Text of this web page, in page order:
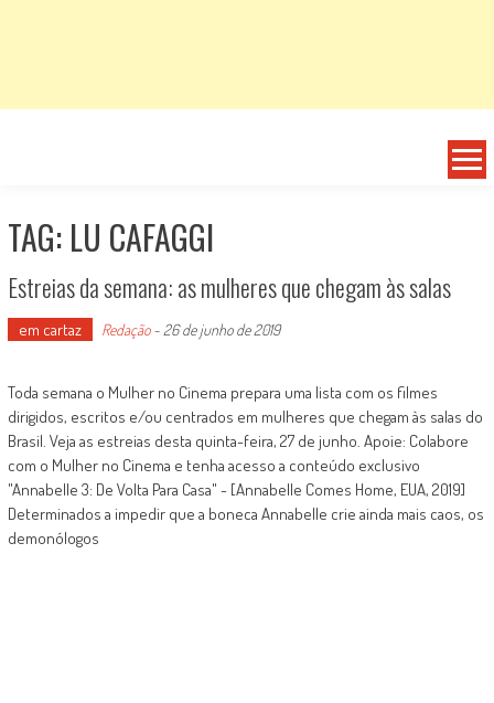
TAG: LU CAFAGGI
Estreias da semana: as mulheres que chegam às salas
em cartaz Redação- 26 de junho de 2019
Toda semana o Mulher no Cinema prepara uma lista com os filmes
dirigidos, escritos e/ou centrados em mulheres que chegam às salas do
Brasil. Veja as estreias desta quinta-feira, 27 de junho. Apoie: Colabore
com o Mulher no Cinema e tenha acesso a conteúdo exclusivo
"Annabelle 3: De Volta Para Casa" - [Annabelle Comes Home, EUA, 2019]
Determinados a impedir que a boneca Annabelle crie ainda mais caos, os
demonólogos